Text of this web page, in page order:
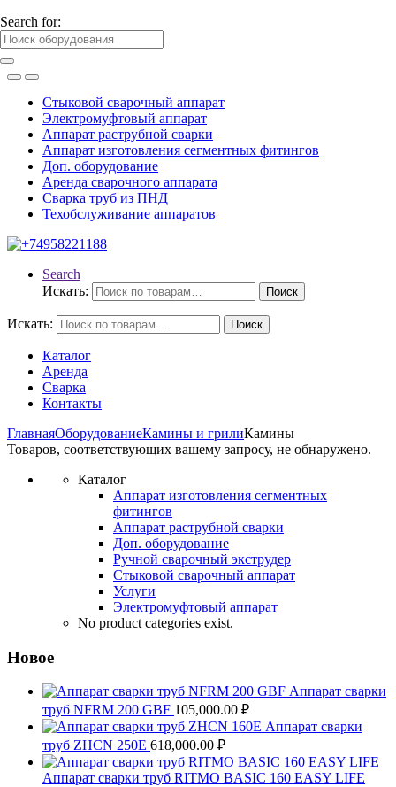
Search for:
Стыковой сварочный аппарат
Электромуфтовый аппарат
Аппарат раструбной сварки
Аппарат изготовления сегментных фитингов
Доп. оборудование
Аренда сварочного аппарата
Сварка труб из ПНД
Техобслуживание аппаратов
Search
Искать:
Поиск
Искать: Поиск
Каталог
Аренда
Сварка
Контакты
ГлавнаяОборудованиеКамины и грилиКамины
Товаров, соответствующих вашему запросу, не обнаружено.
Каталог
Аппарат изготовления сегментных
фитингов
Аппарат раструбной сварки
Доп. оборудование
Ручной сварочный экструдер
Стыковой сварочный аппарат
Услуги
Электромуфтовый аппарат
No product categories exist.
Новое
Аппарат сварки
труб NFRM 200 GBF 105,000.00 ₽
Аппарат сварки
труб ZHCN 250Е 618,000.00 ₽
Аппарат сварки труб RITMO BASIC 160 EASY LIFE